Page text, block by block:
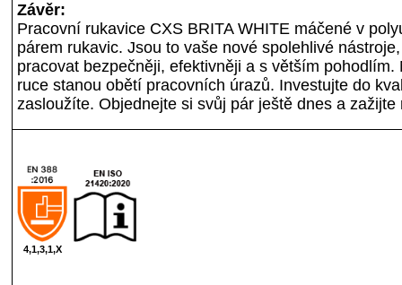
Závěr:
Pracovní rukavice CXS BRITA WHITE máčené v
párem rukavic. Jsou to vaše nové spolehlivé
pracovat bezpečněji, efektivněji a s větším pohodlím.
ruce stanou obětí pracovních úrazů. Investujte do
zasloužíte. Objednejte si svůj pár ještě dnes a
4,1,3,1,X